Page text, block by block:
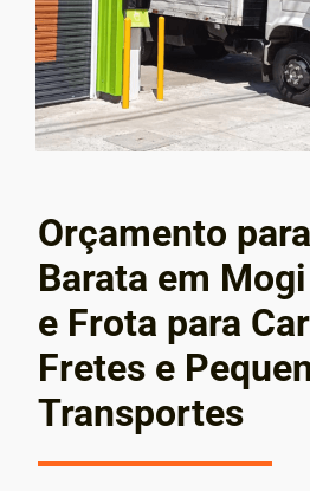
Orçamento
Barata em
e Frota para
Fretes e
Transportes